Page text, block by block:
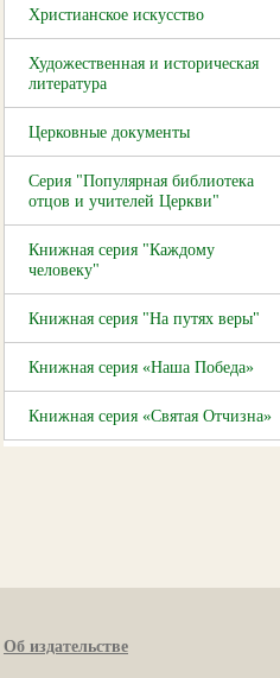
Христианское искусство
Художественная и историческая
литература
Церковные документы
Серия "Популярная библиотека
отцов и учителей Церкви"
Книжная серия "Каждому
человеку"
Книжная серия "На путях веры"
Книжная серия «Наша Победа»
Книжная серия «Святая Отчизна»
Об издательстве